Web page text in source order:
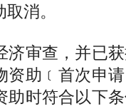
消。
济审查，并已
资助﹝首次申
助时符合以下